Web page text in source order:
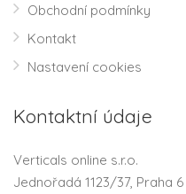
Obchodní podmínky
Kontakt
Nastavení cookies
Kontaktní údaje
Verticals online s.r.o.
Jednořadá 1123/37, Praha 6